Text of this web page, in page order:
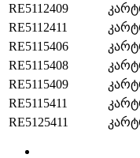
RE5112409
RE5112411
RE5115406
RE5115408
RE5115409
RE5115411
RE5125411